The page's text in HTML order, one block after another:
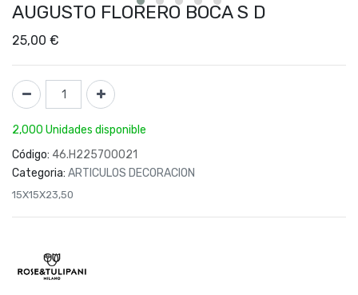
AUGUSTO FLORERO BOCA S D
25,00 €
2,000 Unidades disponible
Código: 46.H225700021
Categoria: ARTICULOS DECORACION
15X15X23,50